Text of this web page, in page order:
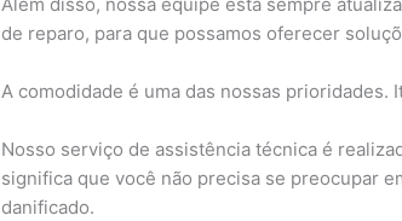
Além disso, nossa equipe está sempre
de reparo, para que possamos oferecer
A comodidade é uma das nossas prioridades.
Nosso serviço de assistência técnica é
significa que você não precisa se preocupar
danificado.